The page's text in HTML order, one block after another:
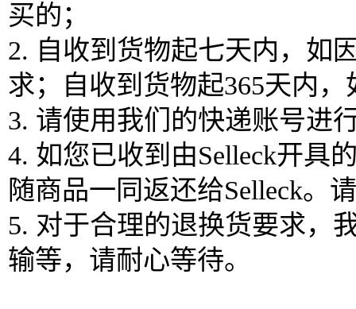
买的；
2. 自收到货物起七天内，如
求；自收到货物起365天内
3. 请使用我们的快递账号进
4. 如您已收到由Selleck开具
随商品一同返还给Selleck。
5. 对于合理的退换货要求，
输等，请耐心等待。